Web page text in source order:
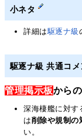
小ネタ
詳細は駆逐ナ級
駆逐ナ級 共通コメ
管理掲示板から
深海棲艦に対す
は削除や規制の
い。